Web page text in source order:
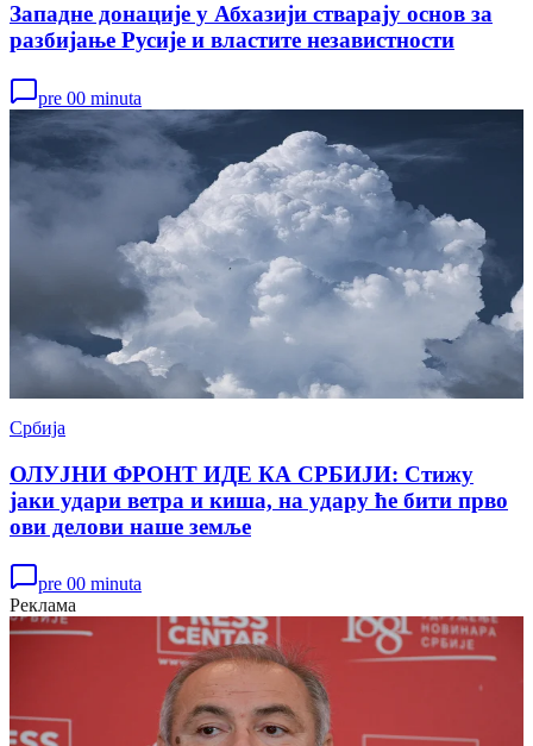
Западне донације у Абхазији стварају основ за
разбијање Русије и властите независтности
pre 00 minuta
Србија
ОЛУЈНИ ФРОНТ ИДЕ КА СРБИЈИ: Стижу
јаки удари ветра и киша, на удару ће бити прво
ови делови наше земље
pre 00 minuta
Реклама